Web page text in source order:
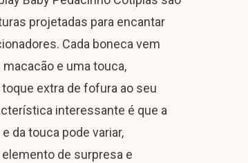
projetadas para encantar
Cada boneca vem
e uma touca,
extra de fofura ao seu
interessante é que a
da touca pode variar,
de surpresa e